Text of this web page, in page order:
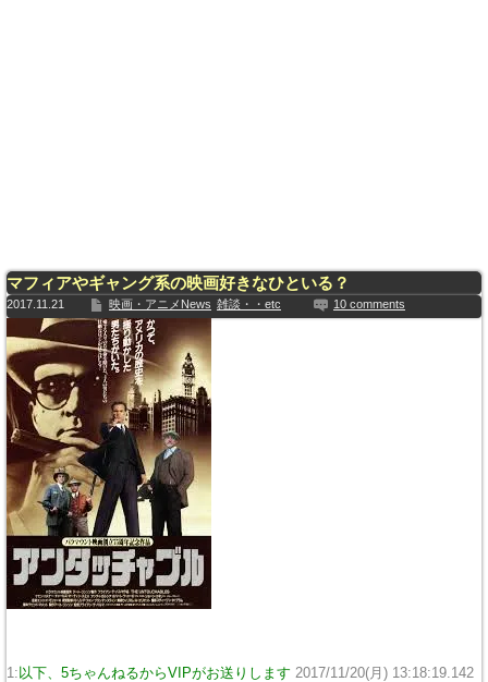
マフィアやギャング系の映画好きなひといる？
2017.11.21 映画・アニメNews 雑談・・etc 10 comments
1: 以下、5ちゃんねるからVIPがお送りします 2017/11/20(月) 13:18:19.142